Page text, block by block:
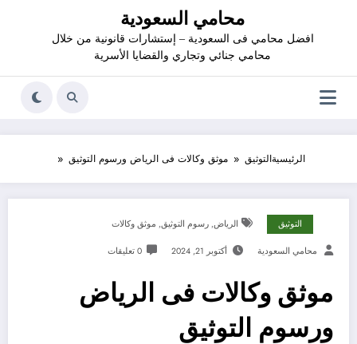
محامي السعودية
افضل محامي فى السعودية – إستشارات قانونية من خلال
محامي جنائي وتجاري والقضايا الأسرية
الرئيسيةالتوثيق موثق وكالات فى الرياض ورسوم التوثيق
التوثيق الرياض رسوم التوثيق موثق وكالات
محامي السعودية أكتوبر 21, 2024 0 تعليقات
موثق وكالات فى الرياض
ورسوم التوثيق